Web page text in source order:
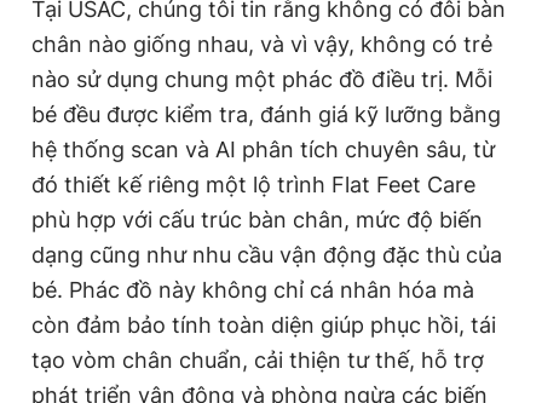
Tại USAC, chúng tôi tin rằng không có đôi bàn
chân nào giống nhau, và vì vậy, không có trẻ
nào sử dụng chung một phác đồ điều trị. Mỗi
bé đều được kiểm tra, đánh giá kỹ lưỡng bằng
hệ thống scan và AI phân tích chuyên sâu, từ
đó thiết kế riêng một lộ trình Flat Feet Care
phù hợp với cấu trúc bàn chân, mức độ biến
dạng cũng như nhu cầu vận động đặc thù của
bé. Phác đồ này không chỉ cá nhân hóa mà
còn đảm bảo tính toàn diện giúp phục hồi, tái
tạo vòm chân chuẩn, cải thiện tư thế, hỗ trợ
phát triển vận động và phòng ngừa các biến